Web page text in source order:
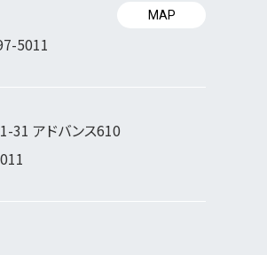
5011
MAP
31 アドバンス610